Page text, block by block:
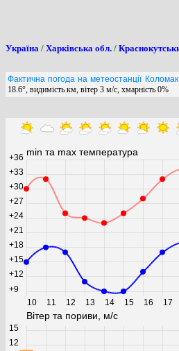
Україна / Харківська обл. /
Фактична погода на метеостанції
18.6°, видимість км, вітер 3 м/с, хмарність 0%
min та max температура
10 11 12 13 14 15 16 17
+9
+12
+15
+18
+21
+24
+27
+30
+33
+36
Вітер та пориви, м/с
12
15